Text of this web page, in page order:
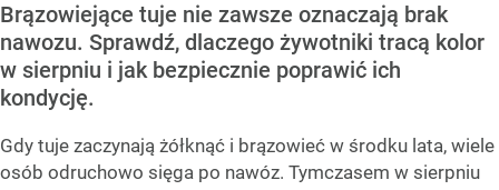
Brązowiejące tuje nie zawsze oznaczają brak
nawozu. Sprawdź, dlaczego żywotniki tracą kolor
w sierpniu i jak bezpiecznie poprawić ich
kondycję.
Gdy tuje zaczynają żółknąć i brązowieć w środku lata, wiele
osób odruchowo sięga po nawóz. Tymczasem w sierpniu